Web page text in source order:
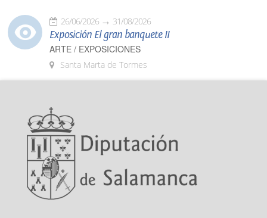
26/06/2026 31/08/2026
Exposición El gran banquete II
ARTE / EXPOSICIONES
Santa Marta de Tormes